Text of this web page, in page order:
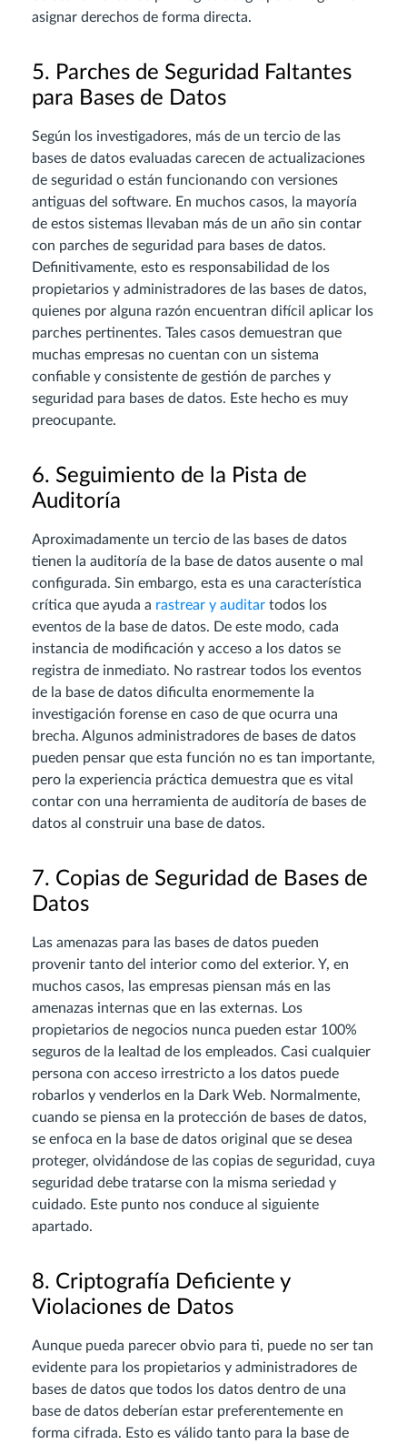
asignar derechos de forma directa.
5. Parches de Seguridad Faltantes
para Bases de Datos
Según los investigadores, más de un tercio de las
bases de datos evaluadas carecen de actualizaciones
de seguridad o están funcionando con versiones
antiguas del software. En muchos casos, la mayoría
de estos sistemas llevaban más de un año sin contar
con parches de seguridad para bases de datos.
Definitivamente, esto es responsabilidad de los
propietarios y administradores de las bases de datos,
quienes por alguna razón encuentran difícil aplicar los
parches pertinentes. Tales casos demuestran que
muchas empresas no cuentan con un sistema
confiable y consistente de gestión de parches y
seguridad para bases de datos. Este hecho es muy
preocupante.
6. Seguimiento de la Pista de
Auditoría
Aproximadamente un tercio de las bases de datos
tienen la auditoría de la base de datos ausente o mal
configurada. Sin embargo, esta es una característica
crítica que ayuda a rastrear y auditar todos los
eventos de la base de datos. De este modo, cada
instancia de modificación y acceso a los datos se
registra de inmediato. No rastrear todos los eventos
de la base de datos dificulta enormemente la
investigación forense en caso de que ocurra una
brecha. Algunos administradores de bases de datos
pueden pensar que esta función no es tan importante,
pero la experiencia práctica demuestra que es vital
contar con una herramienta de auditoría de bases de
datos al construir una base de datos.
7. Copias de Seguridad de Bases de
Datos
Las amenazas para las bases de datos pueden
provenir tanto del interior como del exterior. Y, en
muchos casos, las empresas piensan más en las
amenazas internas que en las externas. Los
propietarios de negocios nunca pueden estar 100%
seguros de la lealtad de los empleados. Casi cualquier
persona con acceso irrestricto a los datos puede
robarlos y venderlos en la Dark Web. Normalmente,
cuando se piensa en la protección de bases de datos,
se enfoca en la base de datos original que se desea
proteger, olvidándose de las copias de seguridad, cuya
seguridad debe tratarse con la misma seriedad y
cuidado. Este punto nos conduce al siguiente
apartado.
8. Criptografía Deficiente y
Violaciones de Datos
Aunque pueda parecer obvio para ti, puede no ser tan
evidente para los propietarios y administradores de
bases de datos que todos los datos dentro de una
base de datos deberían estar preferentemente en
forma cifrada. Esto es válido tanto para la base de